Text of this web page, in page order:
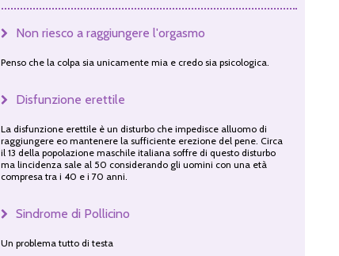
Non riesco a raggiungere l'orgasmo
Penso che la colpa sia unicamente mia e credo sia psicologica.
Disfunzione erettile
La disfunzione erettile è un disturbo che impedisce alluomo di
raggiungere eo mantenere la sufficiente erezione del pene. Circa
il 13 della popolazione maschile italiana soffre di questo disturbo
ma lincidenza sale al 50 considerando gli uomini con una età
compresa tra i 40 e i 70 anni.
Sindrome di Pollicino
Un problema tutto di testa